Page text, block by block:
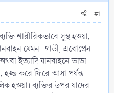
#1
শারীরিকভাবে সুস্থ হওয়া,
যেমন- গাড়ী, এরোপ্লেন
ইত্যাদি যানবাহনে ভাড়া
হজ্জ করে ফিরে আসা পর্যন্ত
হওয়া। ব্যক্তির উপর যাদের